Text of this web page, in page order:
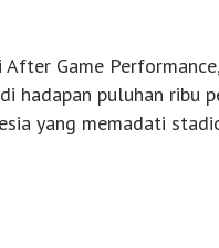
Game
hadapan puluhan ribu
yang memadati